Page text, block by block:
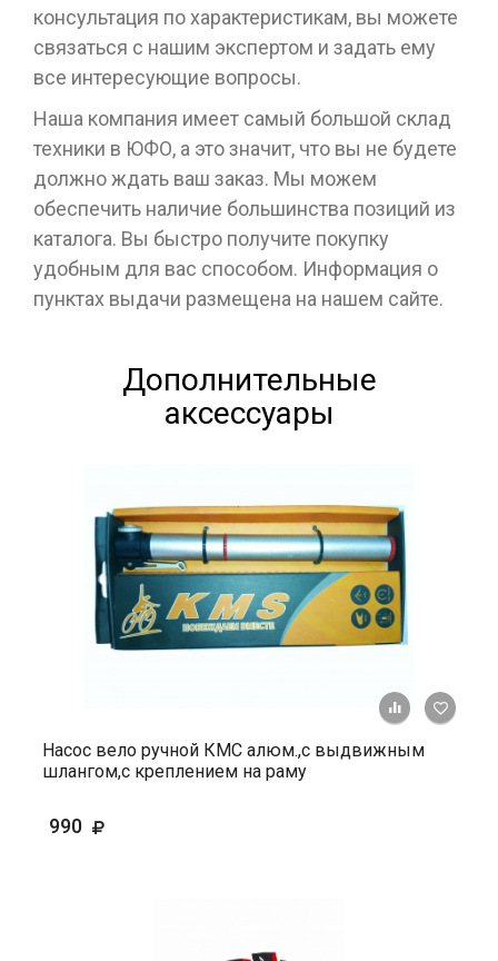
консультация по характеристикам, вы можете
связаться с нашим экспертом и задать ему
все интересующие вопросы.
Наша компания имеет самый большой склад
техники в ЮФО, а это значит, что вы не будете
должно ждать ваш заказ. Мы можем
обеспечить наличие большинства позиций из
каталога. Вы быстро получите покупку
удобным для вас способом. Информация о
пунктах выдачи размещена на нашем сайте.
Дополнительные
аксессуары
+ К
Насос вело ручной КМС алюм.,с выдвижным
шлангом,с креплением на раму
990